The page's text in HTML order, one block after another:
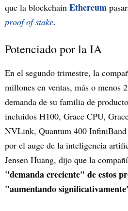
que la blockchain Ethereum
proof of stake.
Potenciado por la IA
En el segundo trimestre, la
millones en ventas, más o menos
demanda de su familia de
incluidos H100, Grace CPU,
NVLink, Quantum 400
por el auge de la inteligencia
Jensen Huang, dijo que la
"demanda creciente" de estos
"aumentando